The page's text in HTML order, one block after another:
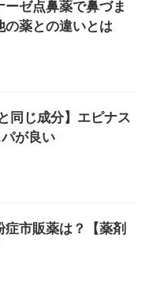
ーゼ点鼻薬で鼻づま
の薬との違いとは
同じ成分】エピナス
が良い
症市販薬は？【薬剤